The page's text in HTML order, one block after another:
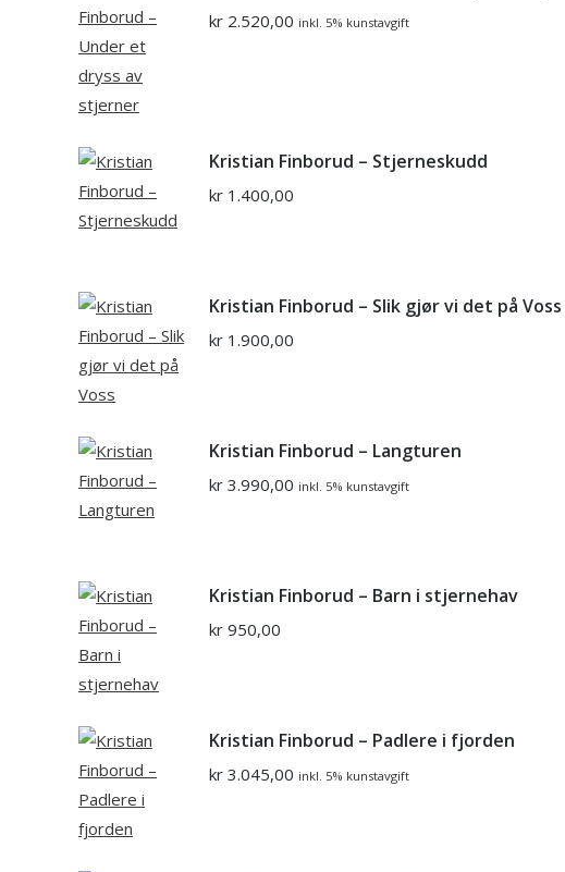
kr 2.520,00 inkl. 5% kunstavgift
Kristian Finborud – Stjerneskudd
kr 1.400,00
Kristian Finborud – Slik gjør vi det på Voss
kr 1.900,00
Kristian Finborud – Langturen
kr 3.990,00 inkl. 5% kunstavgift
Kristian Finborud – Barn i stjernehav
kr 950,00
Kristian Finborud – Padlere i fjorden
kr 3.045,00 inkl. 5% kunstavgift